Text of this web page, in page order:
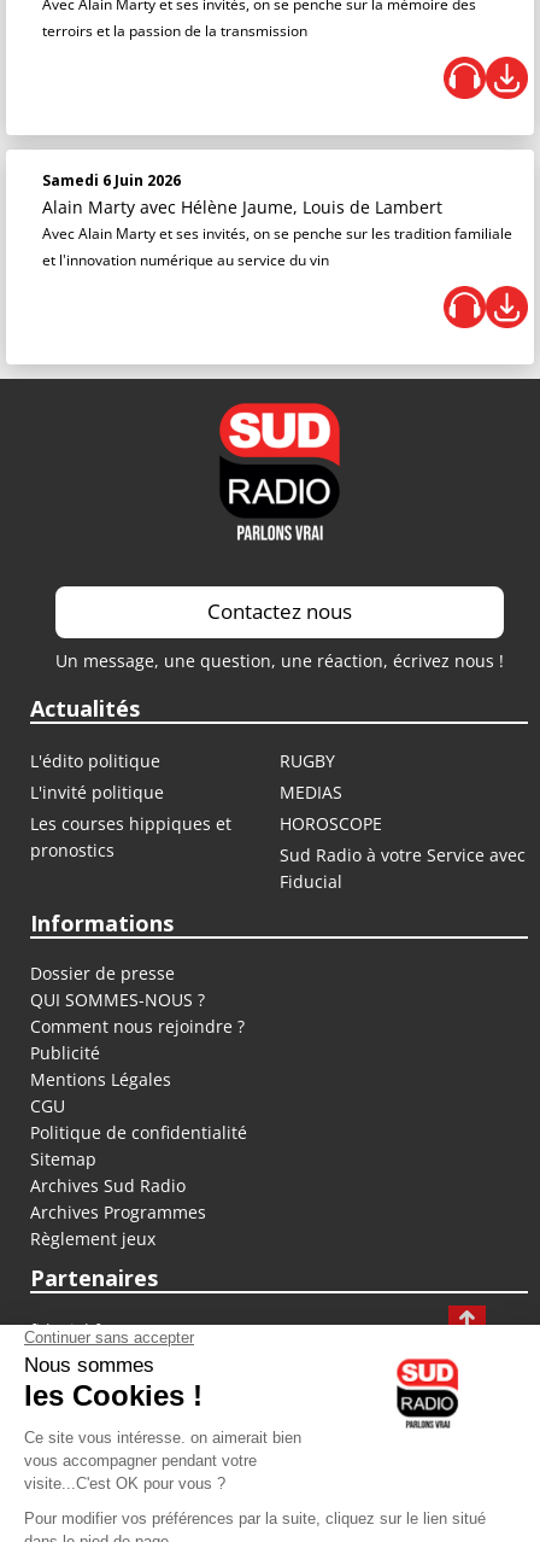
Avec Alain Marty et ses invités, on se penche sur la mémoire des
terroirs et la passion de la transmission
Samedi 6 Juin 2026
Alain Marty avec Hélène Jaume, Louis de Lambert
Avec Alain Marty et ses invités, on se penche sur les tradition familiale
et l'innovation numérique au service du vin
Contactez nous
Un message, une question, une réaction, écrivez nous !
Actualités
L'édito politique
RUGBY
L'invité politique
MEDIAS
Les courses hippiques et
pronostics
HOROSCOPE
Sud Radio à votre Service avec
Fiducial
Informations
Dossier de presse
QUI SOMMES-NOUS ?
Comment nous rejoindre ?
Publicité
Mentions Légales
CGU
Politique de confidentialité
Sitemap
Archives Sud Radio
Archives Programmes
Règlement jeux
Partenaires
fiducial.fr
lyoncapitale.fr
olympique-et-lyonnais.com
L'application Iphone / Android
Téléchargez l'application